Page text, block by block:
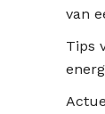
van
Tips